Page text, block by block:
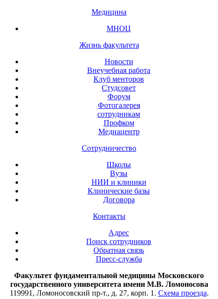
Медицина
МНОЦ
Жизнь факультета
Новости
Внеучебная работа
Клуб менторов
Студсовет
Форум
Фотогалерея
сотрудникам
Профком
Медиацентр
Сотрудничество
Школы
Вузы
НИИ и клиники
Клинические базы
Договора
Контакты
Адрес
Поиск сотрудников
Обратная связь
Пресс-служба
Факультет фундаментальной медицины Московского
государственного университета имени М.В. Ломоносова
119991, Ломоносовский пр-т., д. 27, корп. 1. Схема проезда.